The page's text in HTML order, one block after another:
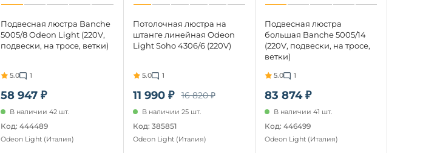
58 947 ₽
Подвесная люстра Banche
5005/8 Odeon Light (220V,
подвески, на тросе, ветки)
5.0 1
В наличии 42 шт.
Код: 444489
Odeon Light (Италия)
11 990 ₽ 16 820 ₽
Потолочная люстра на
штанге линейная Odeon
Light Soho 4306/6 (220V)
5.0 1
В наличии 25 шт.
Код: 385851
Odeon Light (Италия)
83 874 ₽
Подвесная люстра
большая Banche 5005/14
(220V, подвески, на тросе,
ветки)
5.0 1
В наличии 41 шт.
Код: 446499
Odeon Light (Италия)